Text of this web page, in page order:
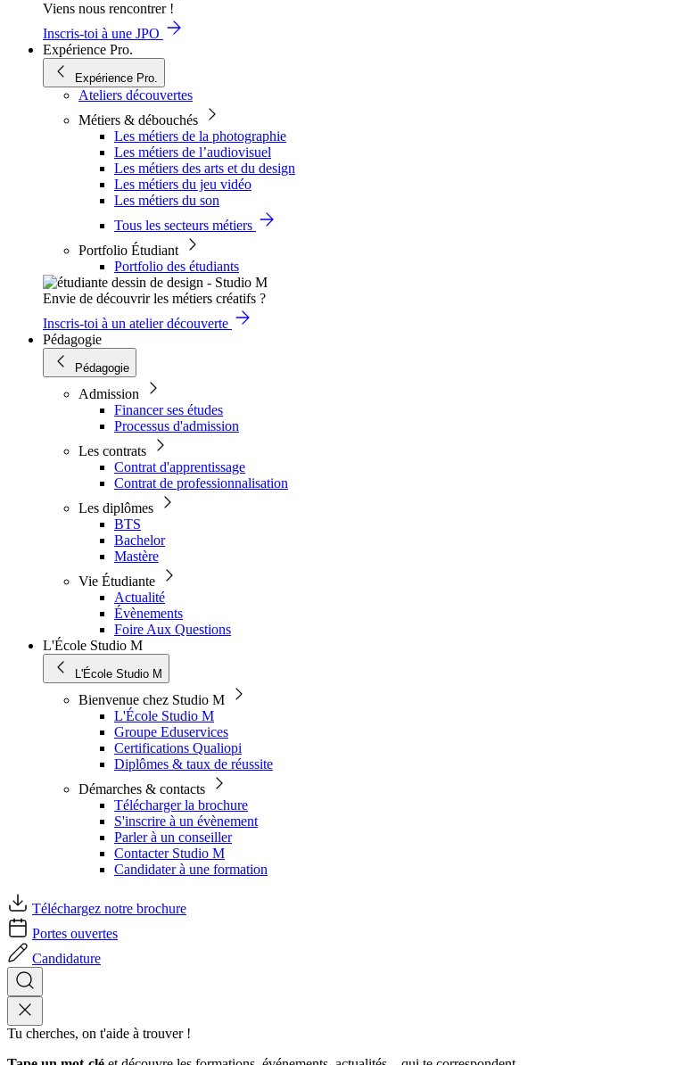
Viens nous rencontrer !
Inscris-toi à une JPO
Expérience Pro.
Expérience Pro.
Ateliers découvertes
Métiers & débouchés
Les métiers de la photographie
Les métiers de l’audiovisuel
Les métiers des arts et du design
Les métiers du jeu vidéo
Les métiers du son
Tous les secteurs métiers
Portfolio Étudiant
Portfolio des étudiants
Envie de découvrir les métiers créatifs ?
Inscris-toi à un atelier découverte
Pédagogie
Pédagogie
Admission
Financer ses études
Processus d'admission
Les contrats
Contrat d'apprentissage
Contrat de professionnalisation
Les diplômes
BTS
Bachelor
Mastère
Vie Étudiante
Actualité
Évènements
Foire Aux Questions
L'École Studio M
L'École Studio M
Bienvenue chez Studio M
L'École Studio M
Groupe Eduservices
Certifications Qualiopi
Diplômes & taux de réussite
Démarches & contacts
Télécharger la brochure
S'inscrire à un évènement
Parler à un conseiller
Contacter Studio M
Candidater à une formation
Téléchargez notre brochure
Portes ouvertes
Candidature
Tu cherches, on t'aide à trouver !